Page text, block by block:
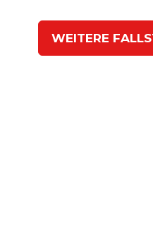
WEITERE